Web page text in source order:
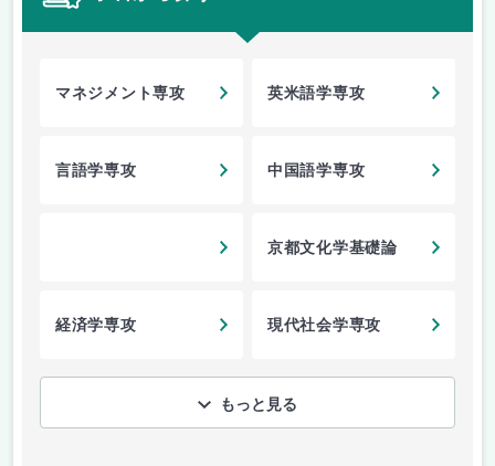
マネジメント専攻 英米語学専攻
言語学専攻 中国語学専攻
京都文化学基礎論
経済学専攻 現代社会学専攻
もっと見る